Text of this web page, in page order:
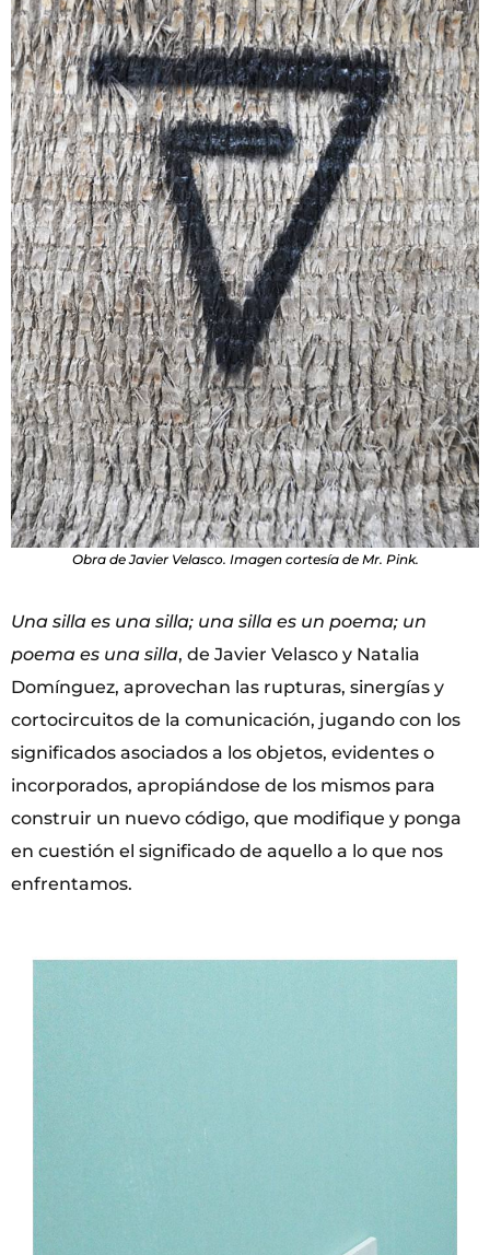
Obra de Javier Velasco. Imagen cortesía de Mr. Pink.
Una silla es una silla; una silla es un poema; un
poema es una silla, de Javier Velasco y Natalia
Domínguez, aprovechan las rupturas, sinergías y
cortocircuitos de la comunicación, jugando con los
significados asociados a los objetos, evidentes o
incorporados, apropiándose de los mismos para
construir un nuevo código, que modifique y ponga
en cuestión el significado de aquello a lo que nos
enfrentamos.